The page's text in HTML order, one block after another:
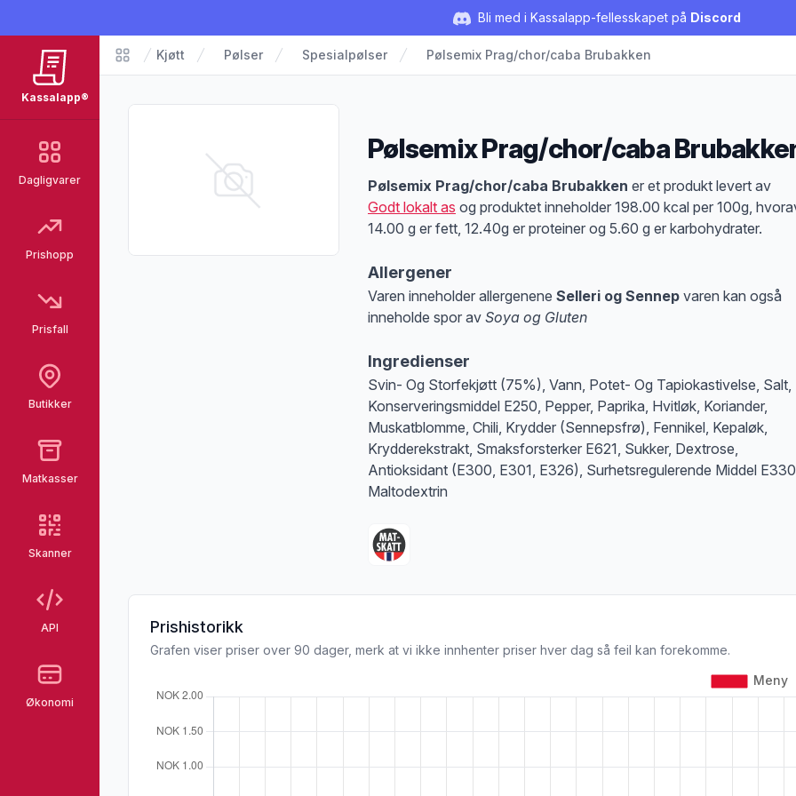
Bli med i Kassalapp-fellesskapet på Discord
Kassalapp®
Dagligvarer
Prishopp
Prisfall
Butikker
Matkasser
Skanner
API
Økonomi
Matvarer
Kjøtt Pølser Spesialpølser Pølsemix Prag/chor/caba Brubakken
Pølsemix Prag/chor/caba
Produktbeskrivelse
Pølsemix Prag/chor/caba Brubakken er et produkt levert av
Godt lokalt as og produktet inneholder 198.00 kcal per 100g,
14.00 g er fett, 12.40g er proteiner og 5.60 g er karbohydrater.
Allergener
Varen inneholder allergenene Selleri og Sennep varen kan også
inneholde spor av Soya og Gluten
Ingredienser
Svin- Og Storfekjøtt (75%), Vann, Potet- Og Tapiokastivelse, Salt,
Konserveringsmiddel E250, Pepper, Paprika, Hvitløk, Koriander,
Muskatblomme, Chili, Krydder (Sennepsfrø), Fennikel, Kepaløk,
Krydderekstrakt, Smaksforsterker E621, Sukker, Dextrose,
Antioksidant (E300, E301, E326), Surhetsregulerende Middel
Maltodextrin
Prishistorikk
Grafen viser priser over 90 dager, merk at vi ikke innhenter priser hver dag så feil kan forekomme.